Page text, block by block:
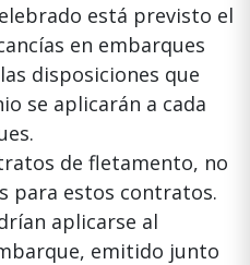
está previsto el
en embarques
disposiciones que
se aplicarán a cada
de fletamento, no
para estos contratos.
aplicarse al
emitido junto